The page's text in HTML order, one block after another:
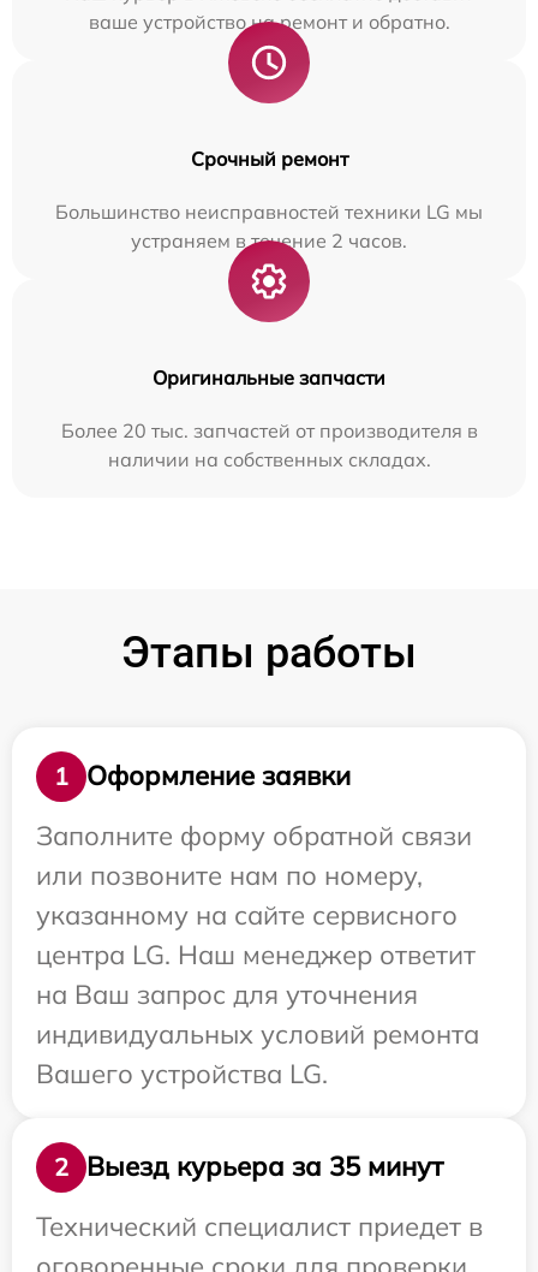
ваше устройство на ремонт и обратно.
Срочный ремонт
Большинство неисправностей техники LG мы
устраняем в течение 2 часов.
Оригинальные запчасти
Более 20 тыс. запчастей от производителя в
наличии на собственных складах.
Этапы работы
1
Оформление заявки
Заполните форму обратной связи
или позвоните нам по номеру,
указанному на сайте сервисного
центра LG. Наш менеджер ответит
на Ваш запрос для уточнения
индивидуальных условий ремонта
Вашего устройства LG.
2
Выезд курьера за 35 минут
Технический специалист приедет в